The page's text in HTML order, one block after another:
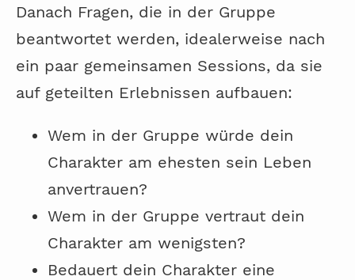
Danach Fragen, die in der Gruppe
beantwortet werden, idealerweise nach
ein paar gemeinsamen Sessions, da sie
auf geteilten Erlebnissen aufbauen:
Wem in der Gruppe würde dein
Charakter am ehesten sein Leben
anvertrauen?
Wem in der Gruppe vertraut dein
Charakter am wenigsten?
Bedauert dein Charakter eine